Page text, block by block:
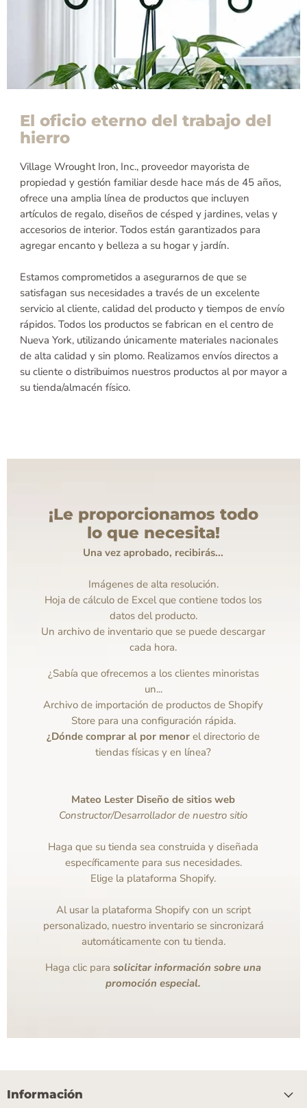
El oficio eterno del trabajo del
hierro
Village Wrought Iron, Inc., proveedor mayorista de
propiedad y gestión familiar desde hace más de 45 años,
ofrece una amplia línea de productos que incluyen
artículos de regalo, diseños de césped y jardines, velas y
accesorios de interior. Todos están garantizados para
agregar encanto y belleza a su hogar y jardín.
Estamos comprometidos a asegurarnos de que se
satisfagan sus necesidades a través de un excelente
servicio al cliente, calidad del producto y tiempos de envío
rápidos. Todos los productos se fabrican en el centro de
Nueva York, utilizando únicamente materiales nacionales
de alta calidad y sin plomo. Realizamos envíos directos a
su cliente o distribuimos nuestros productos al por mayor a
su tienda/almacén físico.
¡Le proporcionamos todo
lo que necesita!
Una vez aprobado, recibirás...
Imágenes de alta resolución.
Hoja de cálculo de Excel que contiene todos los
datos del producto.
Un archivo de inventario que se puede descargar
cada hora.
¿Sabía que ofrecemos a los clientes minoristas
un...
Archivo de importación de productos de Shopify
Store para una configuración rápida.
¿Dónde comprar al por menor el directorio de
tiendas físicas y en línea?
Mateo Lester Diseño de sitios web
Constructor/Desarrollador de nuestro sitio
Haga que su tienda sea construida y diseñada
específicamente para sus necesidades.
Elige la plataforma Shopify.
Al usar la plataforma Shopify con un script
personalizado, nuestro inventario se sincronizará
automáticamente con tu tienda.
Haga clic parasolicitar información sobre una
promoción especial.
Información